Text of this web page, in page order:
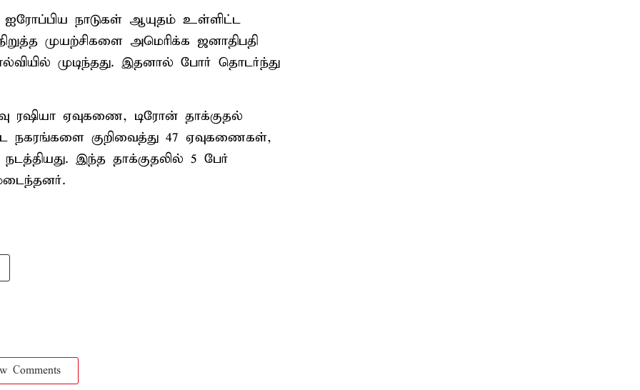
நாடுகள் ஆயுதம் உள்ளிட்ட
முயற்சிகளை அமெரிக்க ஜனாதிபதி
முடிந்தது. இதனால் போர் தொடர்ந்து
ரஷியா ஏவுகணை, டிரோன் தாக்குதல்
நகரங்களை குறிவைத்து 47 ஏவுகணைகள்,
இந்த தாக்குதலில் 5 பேர்
Comments